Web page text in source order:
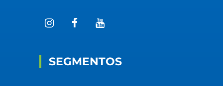
SEGMENTOS